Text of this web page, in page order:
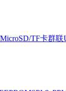
TF卡群联